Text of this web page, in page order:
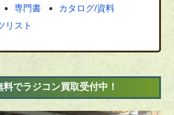
専門書
カタログ/資料
リスト
でラジコン買取受付中！